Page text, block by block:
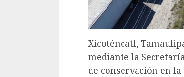
Xicoténcatl,
mediante la
de conservación en